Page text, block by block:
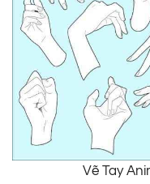
Vẽ Tay